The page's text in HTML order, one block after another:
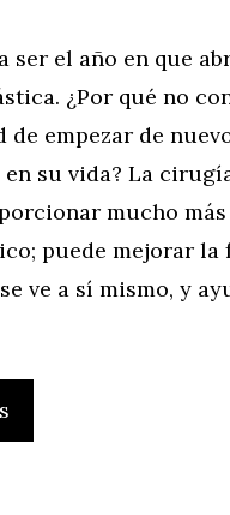
ser el año en que
¿Por qué no
de empezar de
su vida? La
mucho
puede mejorar la
ve a sí mismo, y